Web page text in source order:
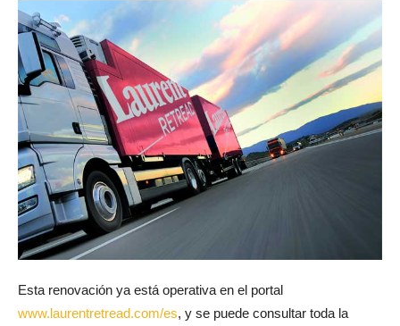
Esta renovación ya está operativa en el portal
www.laurentretread.com/es, y se puede consultar toda la